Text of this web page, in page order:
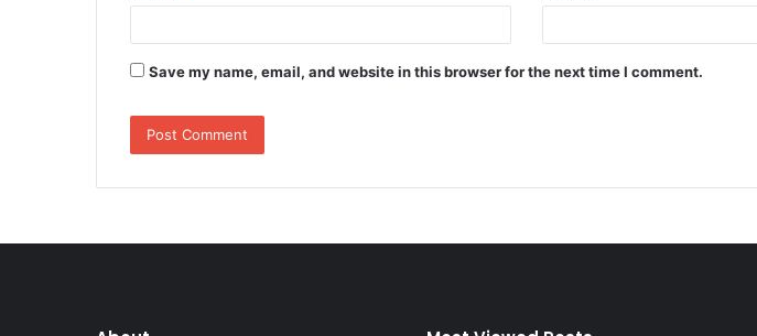
Save my name, email, and website in this browser for the next time I comment.